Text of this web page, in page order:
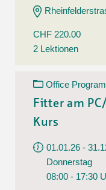
CHF 220.00
2 Lektionen
Office
Fitter am
Kurs
01.01.26 -
Donnerstag
08:00 - 17:30